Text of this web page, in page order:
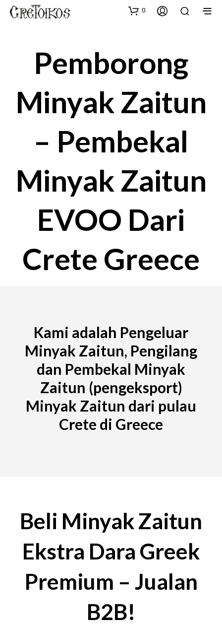
0
Pemborong
Minyak Zaitun
– Pembekal
Minyak Zaitun
EVOO Dari
Crete Greece
Kami adalah Pengeluar
Minyak Zaitun, Pengilang
dan Pembekal Minyak
Zaitun (pengeksport)
Minyak Zaitun dari pulau
Crete di Greece
Beli Minyak Zaitun
Ekstra Dara Greek
Premium – Jualan
B2B!